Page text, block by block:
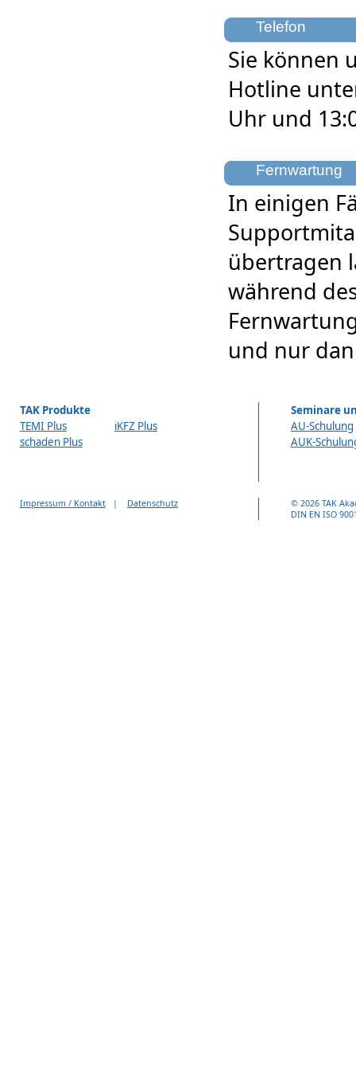
Telefon
Sie können
Hotline
Uhr und
Fernwartung
In einigen
übertragen
während
und nur
TAK Produkte
TEMI Plus
schaden Plus
iKFZ Plus
Seminare
AU-Schulung
AUK-
Impressum / Kontakt| Datenschutz
© 2026 TAK
DIN EN ISO